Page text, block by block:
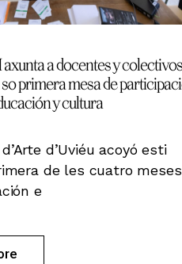
a docentes y colectivos
primera mesa de
y cultura
d’Uviéu acoyó esti
de les cuatro meses
e